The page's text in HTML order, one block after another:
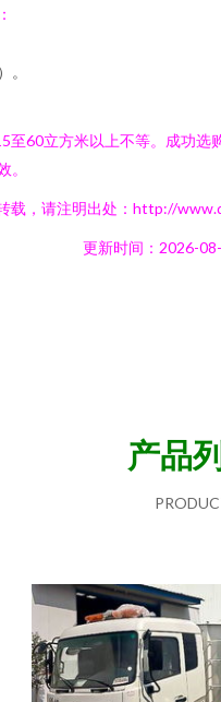
。
60立方米以上不等。成功
。
载，请注明出处：http://
更新时间：2026-
产品